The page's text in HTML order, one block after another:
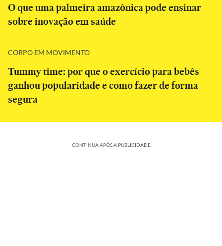
O que uma palmeira amazônica pode ensinar
sobre inovação em saúde
CORPO EM MOVIMENTO
Tummy time: por que o exercício para bebês
ganhou popularidade e como fazer de forma
segura
CONTINUA APÓS A PUBLICIDADE